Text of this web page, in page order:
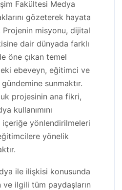
Fakültesi Medya
gözeterek hayata
misyonu, dijital
dair dünyada farklı
öne çıkan temel
ebeveyn, eğitimci ve
sunmaktır.
projesinin ana fikri,
kullanımını
içeriğe yönlendirilmeleri
yönelik
ile ilişkisi konusunda
ilgili tüm paydaşların